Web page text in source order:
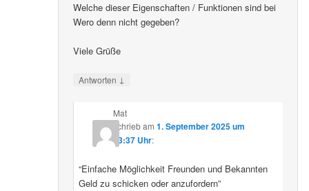
Welche dieser Eigenschaften / Funktionen sind bei
Wero denn nicht gegeben?
Viele Grüße
Antworten ↓
Mat
schriebam 1. September 2025 um
23:37 Uhr:
“Einfache Möglichkeit Freunden und Bekannten
Geld zu schicken oder anzufordern”